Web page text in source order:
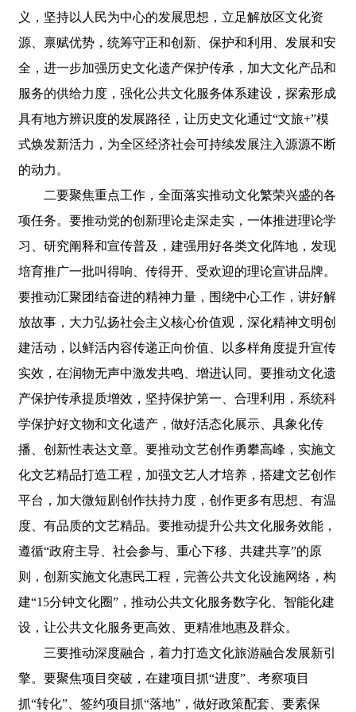
义，坚持以人民为中心的发展思想，立足解放区文化资
源、禀赋优势，统筹守正和创新、保护和利用、发展和安
全，进一步加强历史文化遗产保护传承，加大文化产品和
服务的供给力度，强化公共文化服务体系建设，探索形成
具有地方辨识度的发展路径，让历史文化通过“文旅+”模
式焕发新活力，为全区经济社会可持续发展注入源源不断
的动力。
二要聚焦重点工作，全面落实推动文化繁荣兴盛的各
项任务。要推动党的创新理论走深走实，一体推进理论学
习、研究阐释和宣传普及，建强用好各类文化阵地，发现
培育推广一批叫得响、传得开、受欢迎的理论宣讲品牌。
要推动汇聚团结奋进的精神力量，围绕中心工作，讲好解
放故事，大力弘扬社会主义核心价值观，深化精神文明创
建活动，以鲜活内容传递正向价值、以多样角度提升宣传
实效，在润物无声中激发共鸣、增进认同。要推动文化遗
产保护传承提质增效，坚持保护第一、合理利用，系统科
学保护好文物和文化遗产，做好活态化展示、具象化传
播、创新性表达文章。要推动文艺创作勇攀高峰，实施文
化文艺精品打造工程，加强文艺人才培养，搭建文艺创作
平台，加大微短剧创作扶持力度，创作更多有思想、有温
度、有品质的文艺精品。要推动提升公共文化服务效能，
遵循“政府主导、社会参与、重心下移、共建共享”的原
则，创新实施文化惠民工程，完善公共文化设施网络，构
建“15分钟文化圈”，推动公共文化服务数字化、智能化建
设，让公共文化服务更高效、更精准地惠及群众。
三要推动深度融合，着力打造文化旅游融合发展新引
擎。要聚焦项目突破，在建项目抓“进度”、考察项目
抓“转化”、签约项目抓“落地”，做好政策配套、要素保